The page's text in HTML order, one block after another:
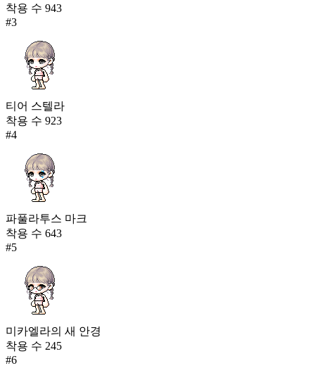
착용 수 943
#3
티어 스텔라
착용 수 923
#4
파풀라투스 마크
착용 수 643
#5
미카엘라의 새 안경
착용 수 245
#6